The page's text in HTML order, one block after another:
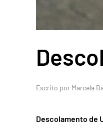
Escrito por Marcela
Descolamento de